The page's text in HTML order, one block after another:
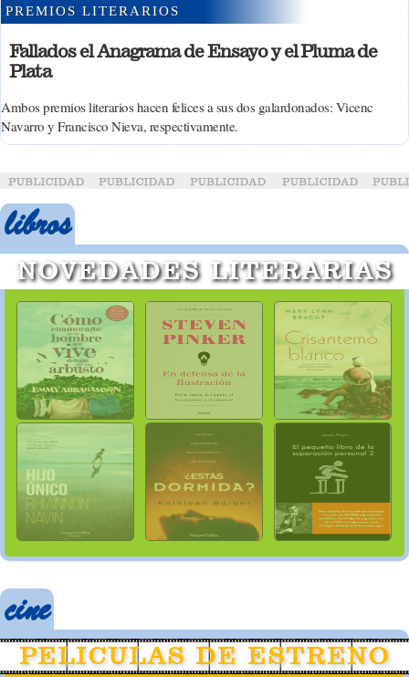
PREMIOS LITERARIOS
Fallados el Anagrama de Ensayo y el Pluma de
Plata
Ambos premios literarios hacen felices a sus dos galardonados: Vicenc
Navarro y Francisco Nieva, respectivamente.
NOVEDADES LITERARIAS
PELICULAS DE ESTRENO